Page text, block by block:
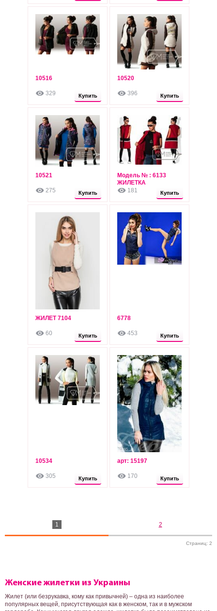
Опт: 440 грн
10516
329 Купить Опт: 440 грн
10520
396 Купить
Опт: 440 грн
10521
275 Купить
450
Опт: 410 грн
Модель № : 6133
ЖИЛЕТКА
181
Купить
Опт: 400 грн
ЖИЛЕТ 7104
60 Купить Опт: 390 грн
6778
453 Купить
Опт: 390 грн
10534
305 Купить Опт: 385 грн
арт: 15197
170 Купить
1 2
Страниц: 2
Женские жилетки из Украины
Жилет (или безрукавка, кому как привычней) – одна из наиболее
популярных вещей, присутствующая как в женском, так и в мужском